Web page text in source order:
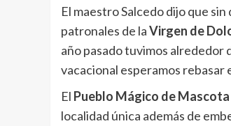
El maestro Salcedo dijo que
patronales de laVirgen de
año pasado tuvimos alrededor
vacacional esperamos rebasar
El Pueblo Mágico de Mascota
localidad única además de